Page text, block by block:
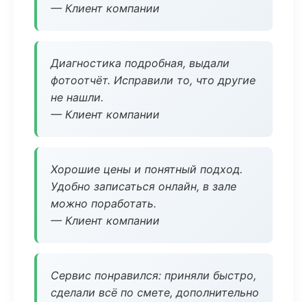
— Клиент компании
Диагностика подробная, выдали
фотоотчёт. Исправили то, что другие
не нашли.
— Клиент компании
Хорошие цены и понятный подход.
Удобно записаться онлайн, в зале
можно поработать.
— Клиент компании
Сервис понравился: приняли быстро,
сделали всё по смете, дополнительно